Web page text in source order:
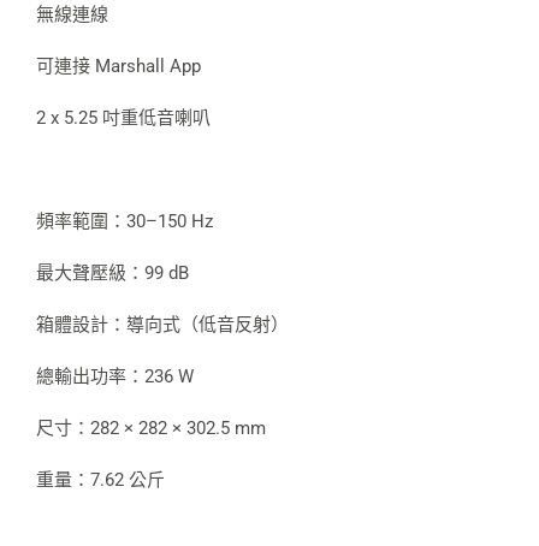
無線連線
可連接 Marshall App
2 x 5.25 吋重低音喇叭
頻率範圍：30–150 Hz
最大聲壓級：99 dB
箱體設計：導向式（低音反射）
總輸出功率：236 W
尺寸：282 × 282 × 302.5 mm
重量：7.62 公斤